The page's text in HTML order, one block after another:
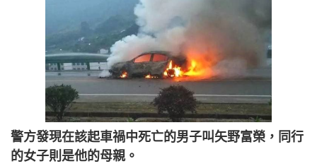
警方發現在該起車禍中死亡的男子叫矢野富榮，同行
的女子則是他的母親。